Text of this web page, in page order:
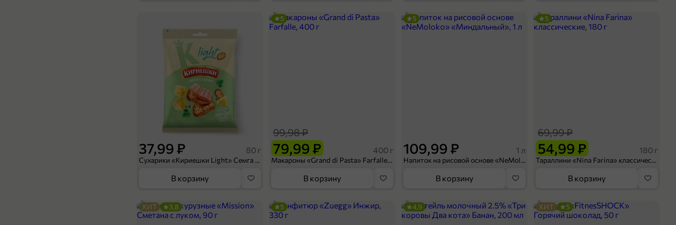
300 г
Ветчина «Вязанка» Сочная, 300 г
199,99 ₽
299,99 ₽
37,99 ₽ 80 г
Сухарики «Кириешки Light» Семга с сыром, 80 г
В корзину
79,99 ₽
99,98 ₽
400 г
Макароны «Grand di Pasta» Farfalle, 400 г
5
В корзину
109,99 ₽ 1 л
Напиток на рисовой основе «NeMoloko» «Миндальный», 1 л
5
В корзину
54,99 ₽
69,99 ₽
180 г
Тараллини «Nina Farina» классические, 180 г
5
В корзину
ХИТ 3,8 5 4,9 ХИТ 5